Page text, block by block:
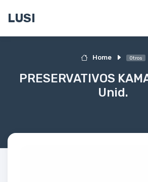
LUSI
Home Otros
PRESERVATIVOS
Unid.